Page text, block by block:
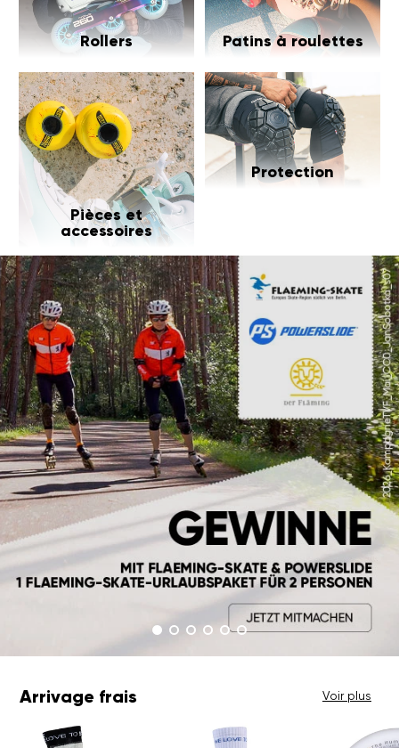
Rollers Patins à roulettes
Pièces et
accessoires
Protection
Arrivage frais Voir plus